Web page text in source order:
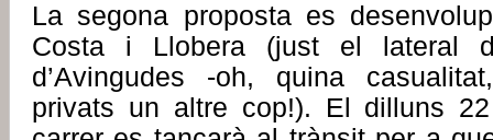
La segona proposta es
Costa i Llobera (just el lateral
d’Avingudes -oh, quina
privats un altre cop!). El dilluns